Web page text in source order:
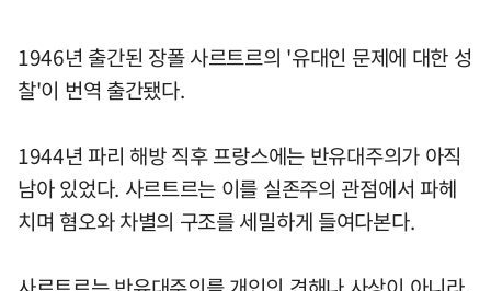
1946년 출간된 장폴 사르트르의 '유대인 문제에 대한 성
찰'이 번역 출간됐다.
1944년 파리 해방 직후 프랑스에는 반유대주의가 아직
남아 있었다. 사르트르는 이를 실존주의 관점에서 파헤
치며 혐오와 차별의 구조를 세밀하게 들여다본다.